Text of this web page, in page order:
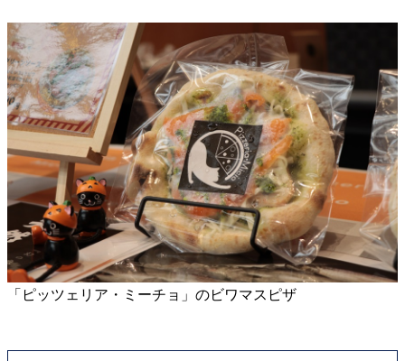
「ピッツェリア・ミーチョ」のビワマスピザ